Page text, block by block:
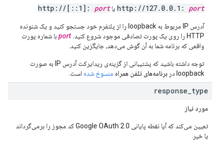
http: //127. 0. 0. 1: port یا http: // [ :: 1]: port
آدرس IP مربوط به loopback را از پلتفرم خود جستجو کنید و یک شنونده
HTTP را روی یک پورت تصادفی موجود شروع کنید.
port با شماره پورت
واقعی که برنامه شما به آن گوش می‌دهد، جایگزین کنید.
توجه داشته باشید که پشتیبانی از گزینه‌ی ریدایرکت آدرس IP به صورت
loopback در
برنامه‌های تلفن همراه منسوخ شده است.
response type
مورد نیاز
تعیین می‌کند که آیا نقطه پایانی Google OAuth 2.0 کد مجوز را برمی‌گرداند
یا خیر.